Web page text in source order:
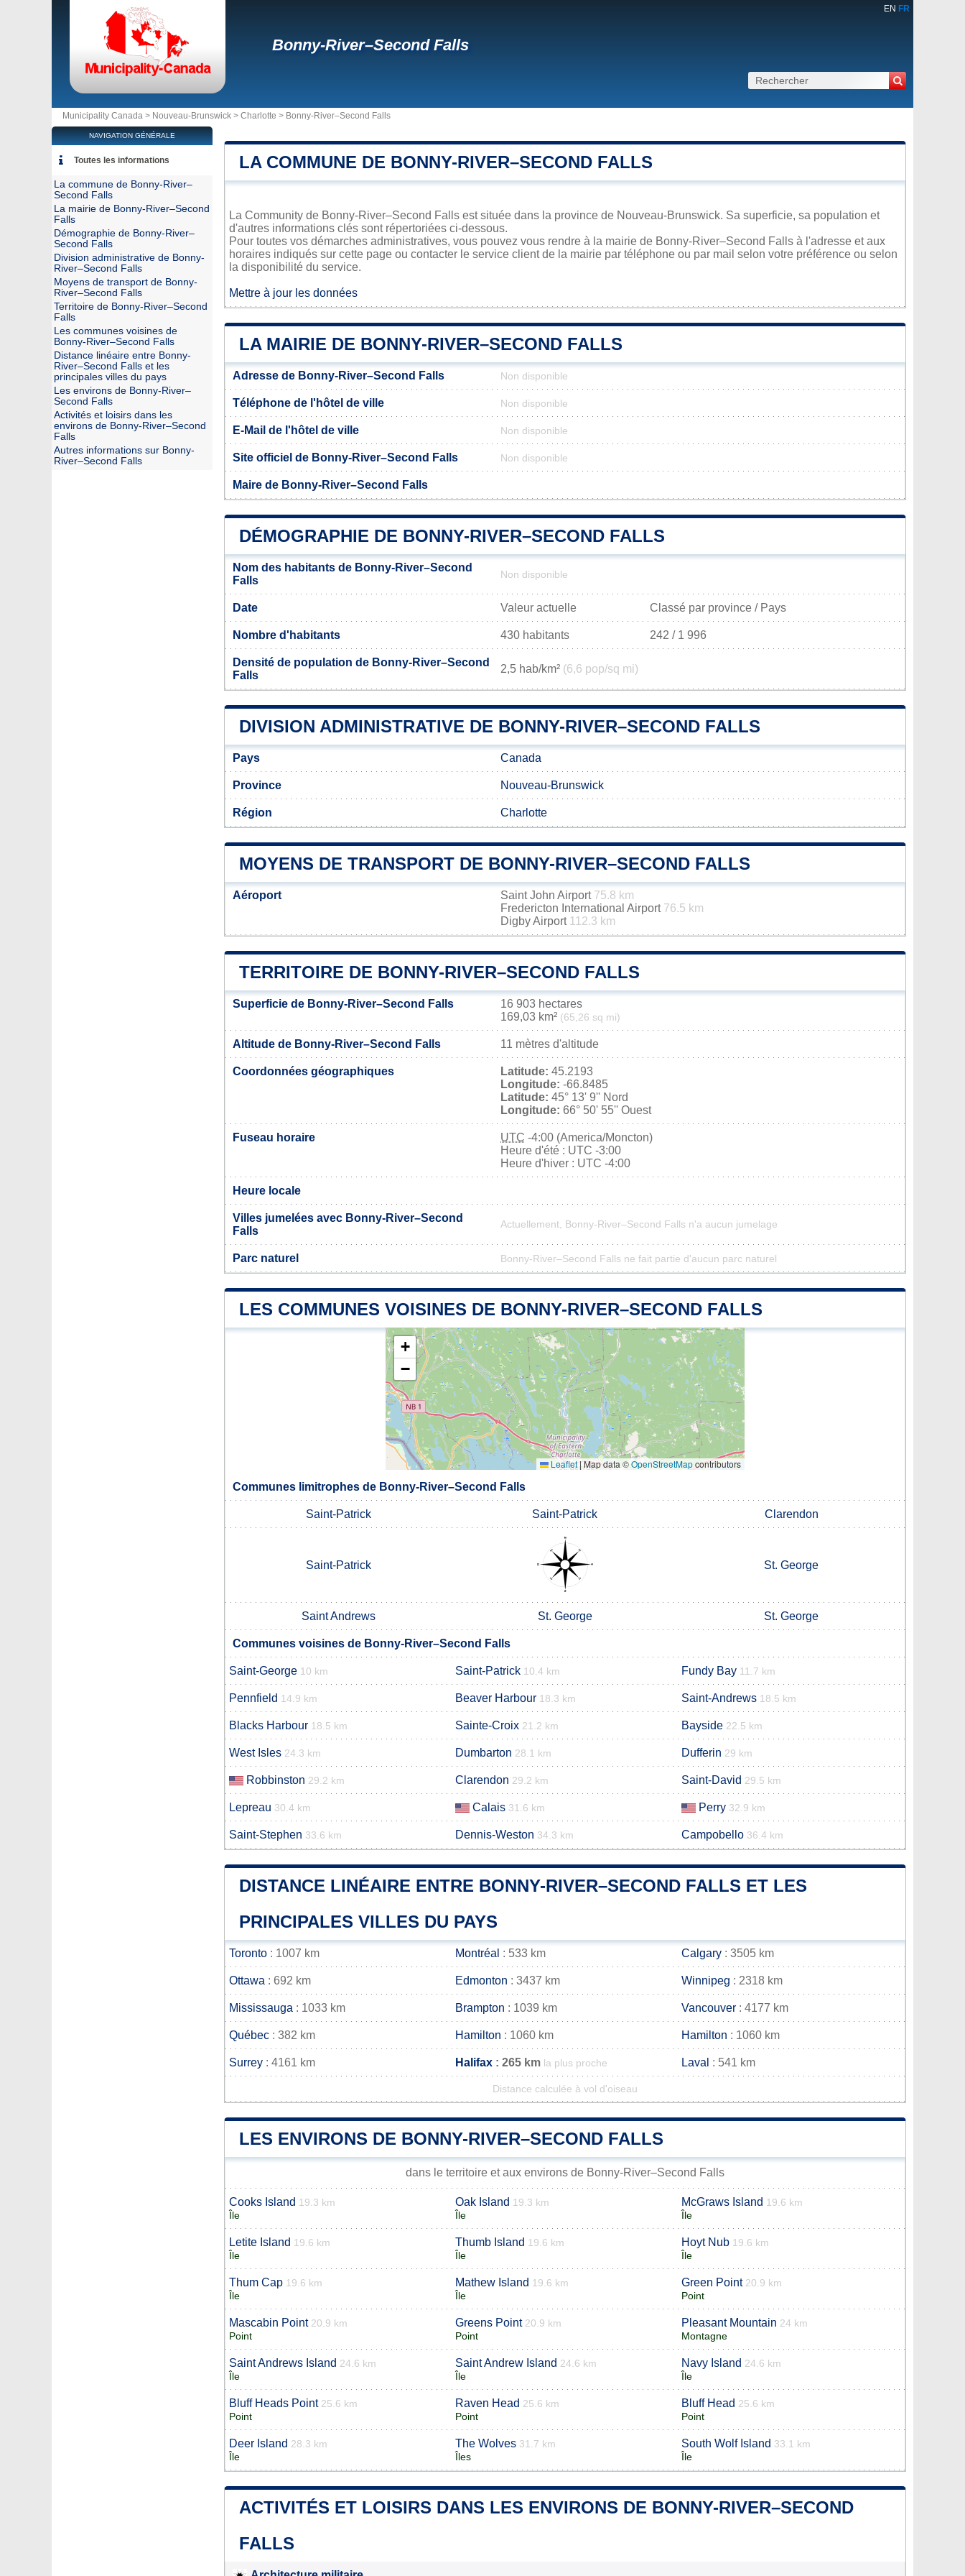
EN FR
Bonny-River–Second Falls
Municipality Canada > Nouveau-Brunswick > Charlotte > Bonny-River–Second Falls
LA COMMUNE DE BONNY-RIVER–SECOND FALLS
La Community de Bonny-River–Second Falls est située dans la province de Nouveau-Brunswick. Sa superficie, sa population et
d'autres informations clés sont répertoriées ci-dessous.
Pour toutes vos démarches administratives, vous pouvez vous rendre à la mairie de Bonny-River–Second Falls à l'adresse et aux
horaires indiqués sur cette page ou contacter le service client de la mairie par téléphone ou par mail selon votre préférence ou selon
la disponibilité du service.
Mettre à jour les données
LA MAIRIE DE BONNY-RIVER–SECOND FALLS
Adresse de Bonny-River–Second Falls Non disponible
Téléphone de l'hôtel de ville Non disponible
E-Mail de l'hôtel de ville Non disponible
Site officiel de Bonny-River–Second Falls Non disponible
Maire de Bonny-River–Second Falls
DÉMOGRAPHIE DE BONNY-RIVER–SECOND FALLS
Nom des habitants de Bonny-River–Second
Falls
Non disponible
Date Valeur actuelle Classé par province / Pays
Nombre d'habitants 430 habitants 242 / 1 996
Densité de population de Bonny-River–Second
Falls
2,5 hab/km² (6,6 pop/sq mi)
DIVISION ADMINISTRATIVE DE BONNY-RIVER–SECOND FALLS
Pays Canada
Province Nouveau-Brunswick
Région Charlotte
MOYENS DE TRANSPORT DE BONNY-RIVER–SECOND FALLS
Aéroport Saint John Airport 75.8 km
Fredericton International Airport 76.5 km
Digby Airport 112.3 km
TERRITOIRE DE BONNY-RIVER–SECOND FALLS
Superficie de Bonny-River–Second Falls
16 903 hectares
169,03 km² (65,26 sq mi)
Altitude de Bonny-River–Second Falls 11 mètres d'altitude
Coordonnées géographiques Latitude: 45.2193
Longitude: -66.8485
Latitude: 45° 13' 9'' Nord
Longitude: 66° 50' 55'' Ouest
Fuseau horaire UTC -4:00 (America/Moncton)
Heure d'été : UTC -3:00
Heure d'hiver : UTC -4:00
Heure locale
Villes jumelées avec Bonny-River–Second
Falls
Actuellement, Bonny-River–Second Falls n'a aucun jumelage
Parc naturel Bonny-River–Second Falls ne fait partie d'aucun parc naturel
LES COMMUNES VOISINES DE BONNY-RIVER–SECOND FALLS
+
−
Leaflet|Map data ©OpenStreetMapcontributors
Communes limitrophes de Bonny-River–Second Falls
Saint-Patrick Saint-Patrick Clarendon
Saint-Patrick St. George
Saint Andrews St. George St. George
Communes voisines de Bonny-River–Second Falls
Saint-George 10 km Saint-Patrick 10.4 km Fundy Bay 11.7 km
Pennfield 14.9 km Beaver Harbour 18.3 km Saint-Andrews 18.5 km
Blacks Harbour 18.5 km Sainte-Croix 21.2 km Bayside 22.5 km
West Isles 24.3 km Dumbarton 28.1 km Dufferin 29 km
Robbinston 29.2 km Clarendon 29.2 km Saint-David 29.5 km
Lepreau 30.4 km Calais 31.6 km Perry 32.9 km
Saint-Stephen 33.6 km Dennis-Weston 34.3 km Campobello 36.4 km
DISTANCE LINÉAIRE ENTRE BONNY-RIVER–SECOND FALLS ET LES
PRINCIPALES VILLES DU PAYS
Toronto : 1007 km Montréal : 533 km Calgary : 3505 km
Ottawa : 692 km Edmonton : 3437 km Winnipeg : 2318 km
Mississauga : 1033 km Brampton : 1039 km Vancouver : 4177 km
Québec : 382 km Hamilton : 1060 km Hamilton : 1060 km
Surrey : 4161 km Halifax : 265 km la plus proche Laval : 541 km
Distance calculée à vol d'oiseau
LES ENVIRONS DE BONNY-RIVER–SECOND FALLS
dans le territoire et aux environs de Bonny-River–Second Falls
Cooks Island 19.3 km
Île
Oak Island 19.3 km
Île
McGraws Island 19.6 km
Île
Letite Island 19.6 km
Île
Thumb Island 19.6 km
Île
Hoyt Nub 19.6 km
Île
Thum Cap 19.6 km
Île
Mathew Island 19.6 km
Île
Green Point 20.9 km
Point
Mascabin Point 20.9 km
Point
Greens Point 20.9 km
Point
Pleasant Mountain 24 km
Montagne
Saint Andrews Island 24.6 km
Île
Saint Andrew Island 24.6 km
Île
Navy Island 24.6 km
Île
Bluff Heads Point 25.6 km
Point
Raven Head 25.6 km
Point
Bluff Head 25.6 km
Point
Deer Island 28.3 km
Île
The Wolves 31.7 km
Îles
South Wolf Island 33.1 km
Île
ACTIVITÉS ET LOISIRS DANS LES ENVIRONS DE BONNY-RIVER–SECOND
FALLS
NAVIGATION GÉNÉRALE
Toutes les informations
La commune de Bonny-River–
Second Falls
La mairie de Bonny-River–Second
Falls
Démographie de Bonny-River–
Second Falls
Division administrative de Bonny-
River–Second Falls
Moyens de transport de Bonny-
River–Second Falls
Territoire de Bonny-River–Second
Falls
Les communes voisines de
Bonny-River–Second Falls
Distance linéaire entre Bonny-
River–Second Falls et les
principales villes du pays
Les environs de Bonny-River–
Second Falls
Activités et loisirs dans les
environs de Bonny-River–Second
Falls
Autres informations sur Bonny-
River–Second Falls